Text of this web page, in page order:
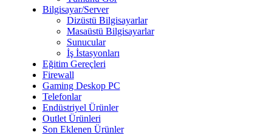
Bilgisayar/Server
Dizüstü Bilgisayarlar
Masaüstü Bilgisayarlar
Sunucular
İş İstasyonları
Eğitim Gereçleri
Firewall
Gaming Deskop PC
Telefonlar
Endüstriyel Ürünler
Outlet Ürünleri
Son Eklenen Ürünler